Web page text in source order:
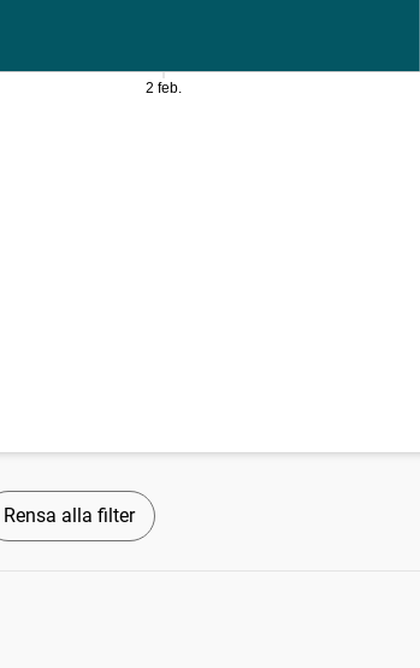
2 feb.
Rensa alla filter